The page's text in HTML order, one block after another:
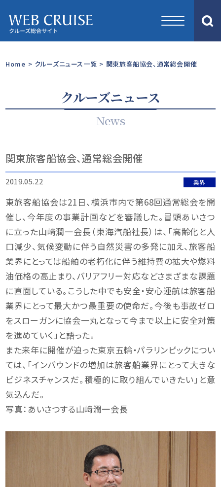
Home > クルーズニュース一覧 > 関東旅客船協会、通常総会開催
クルーズニュース
News
関東旅客船協会、通常総会開催
2019.05.22 業界
東旅客船協会は21日、横浜市内で第68回通常総会を開
催し、今年度の事業計画などを審議した。冒頭あいさつ
に立った山﨑潤一会長（東海汽船社長）は、「高齢化と人
口減少、気候変動に伴う自然災害の多発に加え、旅客船
業界にとっては船舶の老朽化に伴う維持費の拡大や燃料
油価格の高止まり、バリアフリー対応などさまざまな課題
に直面している。こうした中でも安全・安心運航は旅客船
業界にとって最大かつ最重要の使命だ。今後も事故ゼロ
をスローガンに協会一丸となって今まで以上に安全対策
を進めていく」と語った。
また来年に開催が迫った東京五輪・パラリンピックについ
ては、「インバウンドの増加は旅客船業界にとって大きな
ビジネスチャンスだ。積極的に取り組んでいきたい」と意
気込んだ。
写真：あいさつする山﨑潤一会長